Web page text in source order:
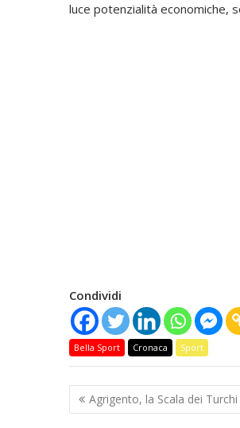
luce potenzialità economiche,
Condividi
Bella Sport Cronaca Sport
Navigazione
articoli
Agrigento, la Scala dei